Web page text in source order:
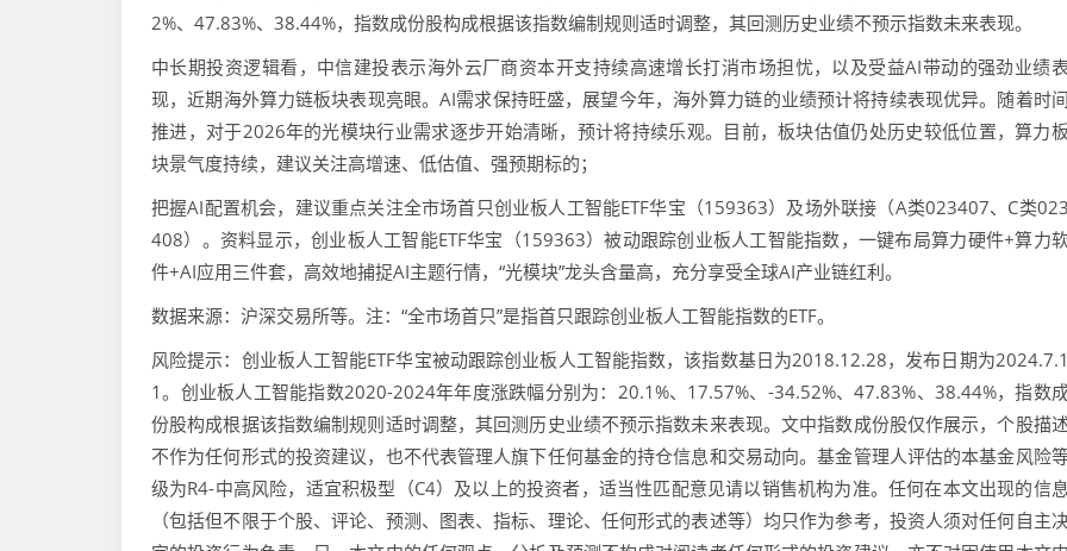
2%、47.83%、38.44%，指数成份股构成根据该指数编制规则适时调整，其回测历史业绩不预示指数未来表现。
中长期投资逻辑看，中信建投表示海外云厂商资本开支持续高速增长打消市场担忧，以及受益AI带动的强劲业绩表
现，近期海外算力链板块表现亮眼。AI需求保持旺盛，展望今年，海外算力链的业绩预计将持续表现优异。随着时间
推进，对于2026年的光模块行业需求逐步开始清晰，预计将持续乐观。目前，板块估值仍处历史较低位置，算力板
块景气度持续，建议关注高增速、低估值、强预期标的；
把握AI配置机会，建议重点关注全市场首只创业板人工智能ETF华宝（159363）及场外联接（A类023407、C类023
408）。资料显示，创业板人工智能ETF华宝（159363）被动跟踪创业板人工智能指数，一键布局算力硬件+算力
件+AI应用三件套，高效地捕捉AI主题行情，“光模块”龙头含量高，充分享受全球AI产业链红利。
数据来源：沪深交易所等。注：“全市场首只”是指首只跟踪创业板人工智能指数的ETF。
风险提示：创业板人工智能ETF华宝被动跟踪创业板人工智能指数，该指数基日为2018.12.28，发布日期为2024.7.1
1。创业板人工智能指数2020-2024年年度涨跌幅分别为：20.1%、17.57%、-34.52%、47.83%、38.44%，指数
份股构成根据该指数编制规则适时调整，其回测历史业绩不预示指数未来表现。文中指数成份股仅作展示，个股描述
不作为任何形式的投资建议，也不代表管理人旗下任何基金的持仓信息和交易动向。基金管理人评估的本基金风险
级为R4-中高风险，适宜积极型（C4）及以上的投资者，适当性匹配意见请以销售机构为准。任何在本文出现的信息
（包括但不限于个股、评论、预测、图表、指标、理论、任何形式的表述等）均只作为参考，投资人须对任何自主